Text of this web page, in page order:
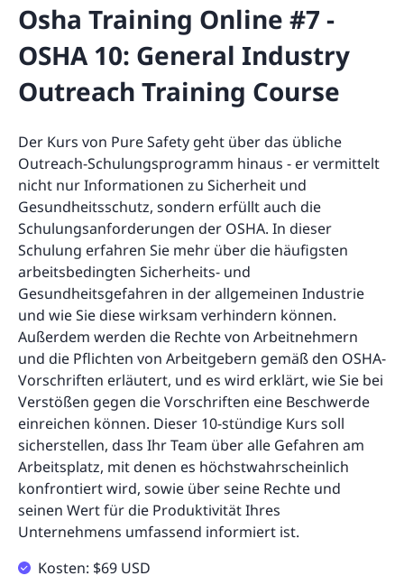
Osha Training Online #7 -
OSHA 10: General Industry
Outreach Training Course
Der Kurs von Pure Safety geht über das übliche
Outreach-Schulungsprogramm hinaus - er vermittelt
nicht nur Informationen zu Sicherheit und
Gesundheitsschutz, sondern erfüllt auch die
Schulungsanforderungen der OSHA. In dieser
Schulung erfahren Sie mehr über die häufigsten
arbeitsbedingten Sicherheits- und
Gesundheitsgefahren in der allgemeinen Industrie
und wie Sie diese wirksam verhindern können.
Außerdem werden die Rechte von Arbeitnehmern
und die Pflichten von Arbeitgebern gemäß den OSHA-
Vorschriften erläutert, und es wird erklärt, wie Sie bei
Verstößen gegen die Vorschriften eine Beschwerde
einreichen können. Dieser 10-stündige Kurs soll
sicherstellen, dass Ihr Team über alle Gefahren am
Arbeitsplatz, mit denen es höchstwahrscheinlich
konfrontiert wird, sowie über seine Rechte und
seinen Wert für die Produktivität Ihres
Unternehmens umfassend informiert ist.
Kosten: $69 USD